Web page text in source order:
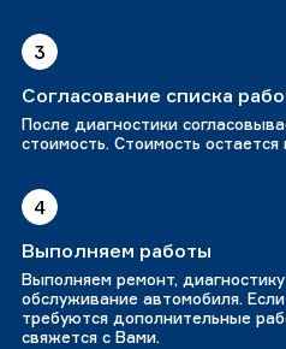
3
Согласование списка
После диагностики
стоимость. Стоимость остается
4
Выполняем работы
Выполняем ремонт,
обслуживание автомобиля.
требуются дополнительные
свяжется с Вами.